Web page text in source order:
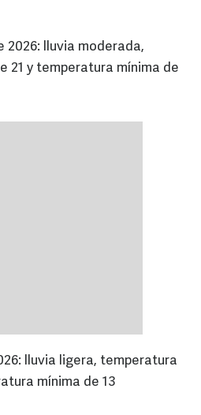
2026: lluvia moderada,
21 y temperatura mínima de
lluvia ligera, temperatura
mínima de 13